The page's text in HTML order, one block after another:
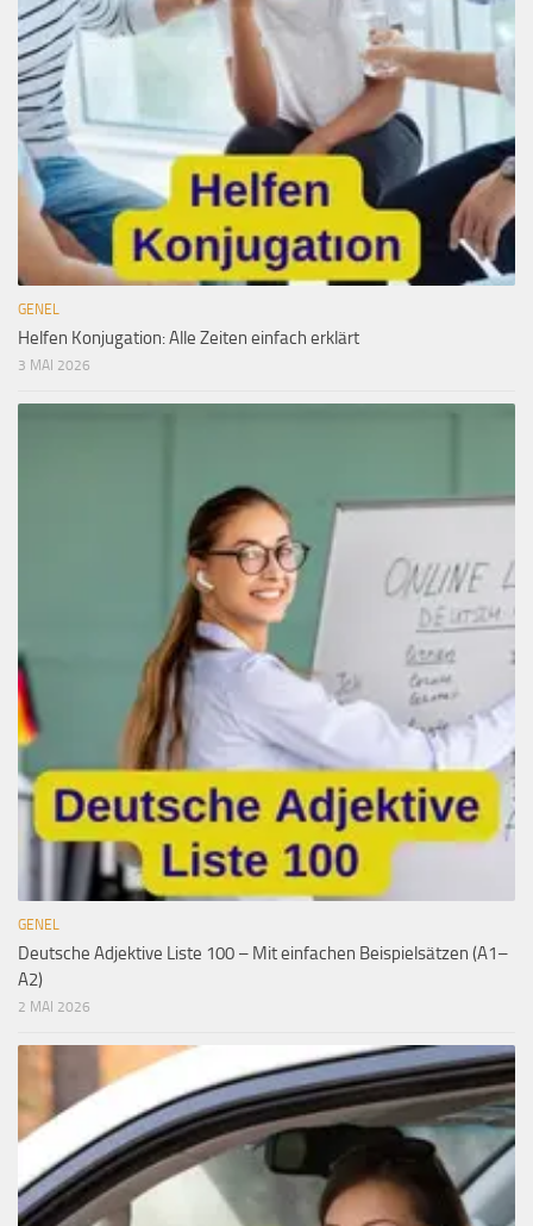
GENEL
Helfen Konjugation: Alle Zeiten einfach erklärt
3 MAI 2026
GENEL
Deutsche Adjektive Liste 100 – Mit einfachen Beispielsätzen (A1–
A2)
2 MAI 2026